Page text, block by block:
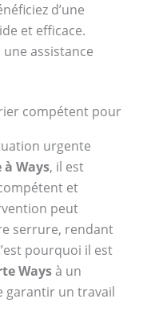
d’une
et efficace.
assistance
compétent pour
urgente
Ways, il est
et
peut
serrure, rendant
pourquoi il est
Waysà un
garantir un travail